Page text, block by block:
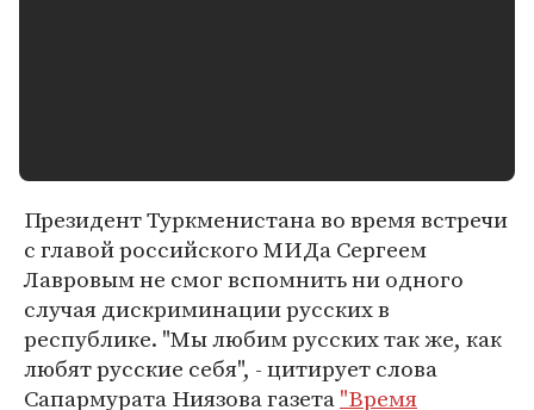
Президент Туркменистана во время встречи
с главой российского МИДа Сергеем
Лавровым не смог вспомнить ни одного
случая дискриминации русских в
республике. "Мы любим русских так же, как
любят русские себя", - цитирует слова
Сапармурата Ниязова газета"Время